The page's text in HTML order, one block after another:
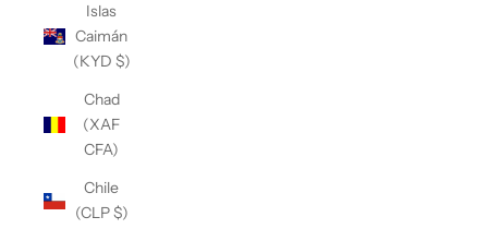
Islas
Caimán
(KYD $)
Chad
(XAF
CFA)
Chile
(CLP $)